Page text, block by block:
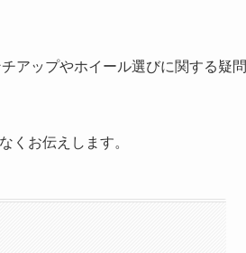
アップやホイール選びに関する疑問
くお伝えします。